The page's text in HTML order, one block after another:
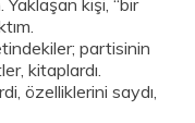
Yaklaşan kişi, “bir
partisinin
kitaplardı.
özelliklerini saydı,